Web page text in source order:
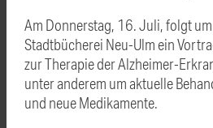
Am Donnerstag, 16. Juli, folgt
Stadtbücherei Neu-Ulm ein
zur Therapie der Alzheimer-
unter anderem um aktuelle
und neue Medikamente.